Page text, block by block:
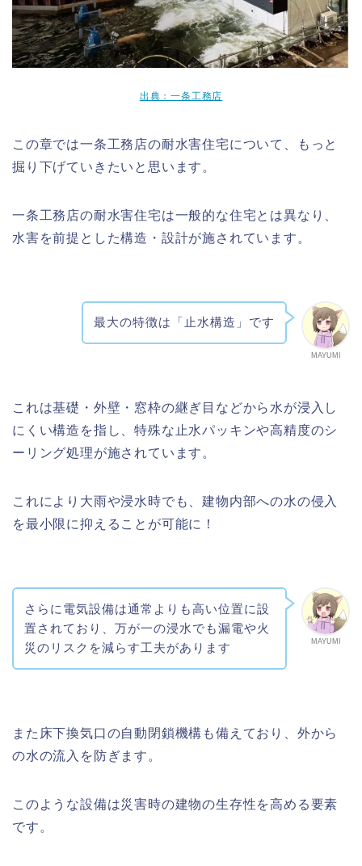
出典：一条工務店
この章では一条工務店の耐水害住宅について、もっと
掘り下げていきたいと思います。
一条工務店の耐水害住宅は一般的な住宅とは異なり、
水害を前提とした構造・設計が施されています。
MAYUMI
最大の特徴は「止水構造」です
これは基礎・外壁・窓枠の継ぎ目などから水が浸入し
にくい構造を指し、特殊な止水パッキンや高精度のシ
ーリング処理が施されています。
これにより大雨や浸水時でも、建物内部への水の侵入
を最小限に抑えることが可能に！
MAYUMI
さらに電気設備は通常よりも高い位置に設
置されており、万が一の浸水でも漏電や火
災のリスクを減らす工夫があります
また床下換気口の自動閉鎖機構も備えており、外から
の水の流入を防ぎます。
このような設備は災害時の建物の生存性を高める要素
です。